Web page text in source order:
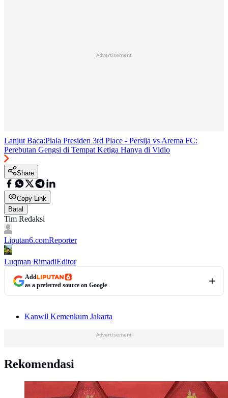
Advertisement
Lanjut Baca:Piala Presiden 3rd Place - Persija vs Arema FC:
Perebutan Gengsi di Tempat Ketiga Hanya di Vidio
Share
Copy Link
Batal
Tim Redaksi
Liputan6.comReporter
Luqman RimadiEditor
Add
as a preferred source on Google
Kanwil Kemenkum Jakarta
Advertisement
Rekomendasi